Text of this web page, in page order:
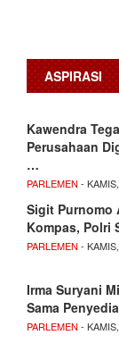
ASPIRASI
Kawendra
Perusahaan
…
PARLEMEN -
Sigit Purnomo
Kompas, Polri
PARLEMEN -
Irma Suryani
Sama
PARLEMEN -